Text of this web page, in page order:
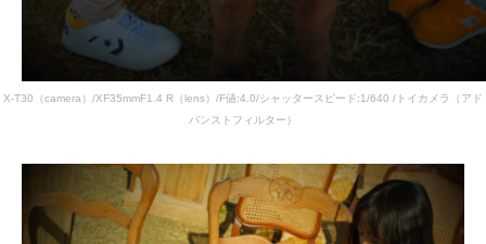
X-T30（camera）/XF35mmF1.4 R（lens）/F値:4.0/シャッタースピード:1/640 /トイカメラ（アド
バンストフィルター）